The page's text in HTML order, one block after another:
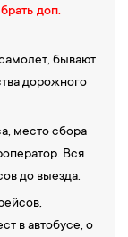
доп.
бывают
дорожного
место сбора
Вся
до выезда.
в автобусе, о